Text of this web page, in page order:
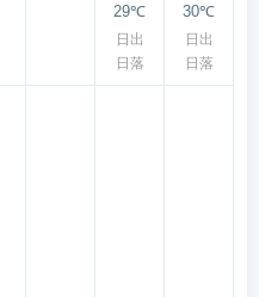
29℃
日出
日落
30℃
日出
日落